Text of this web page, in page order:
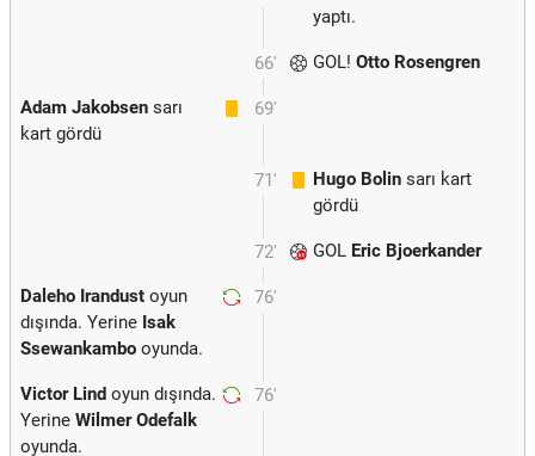
yaptı.
66' GOL! Otto Rosengren
69'
Adam Jakobsen sarı
kart gördü
71' Hugo Bolin sarı kart
gördü
72' GOL Eric Bjoerkander
76'
Daleho Irandust oyun
dışında. Yerine Isak
Ssewankambo oyunda.
76'
Victor Lind oyun dışında.
Yerine Wilmer Odefalk
oyunda.